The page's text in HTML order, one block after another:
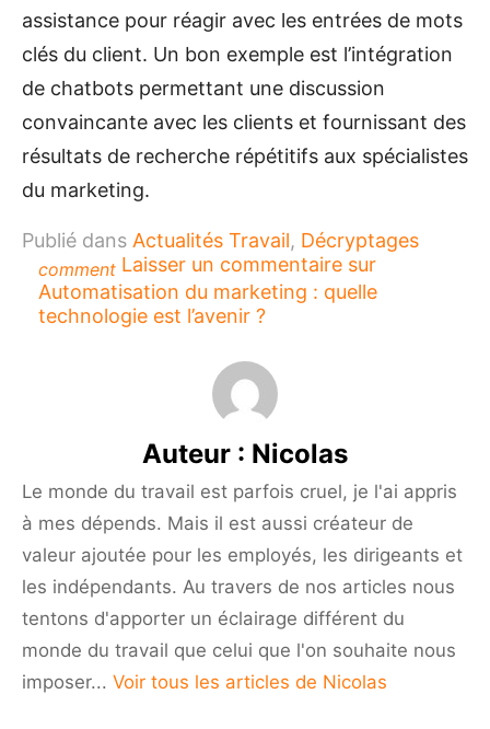
assistance pour réagir avec les entrées de mots
clés du client. Un bon exemple est l’intégration
de chatbots permettant une discussion
convaincante avec les clients et fournissant des
résultats de recherche répétitifs aux spécialistes
du marketing.
Publié dans Actualités Travail, Décryptages
comment Laisser un commentaire sur
Automatisation du marketing : quelle
technologie est l’avenir ?
Auteur : Nicolas
Le monde du travail est parfois cruel, je l'ai appris
à mes dépends. Mais il est aussi créateur de
valeur ajoutée pour les employés, les dirigeants et
les indépendants. Au travers de nos articles nous
tentons d'apporter un éclairage différent du
monde du travail que celui que l'on souhaite nous
imposer... Voir tous les articles de Nicolas